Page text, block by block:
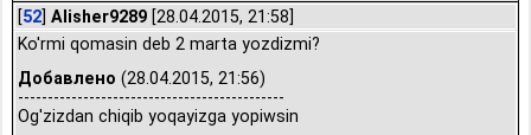
[52] Alisher9289 [28.04.2015, 21:58]
Ko'rmi qomasin deb 2 marta yozdizmi?
Добавлено (28.04.2015, 21:56)
---------------------------------------------
Og'zizdan chiqib yoqayizga yopiwsin